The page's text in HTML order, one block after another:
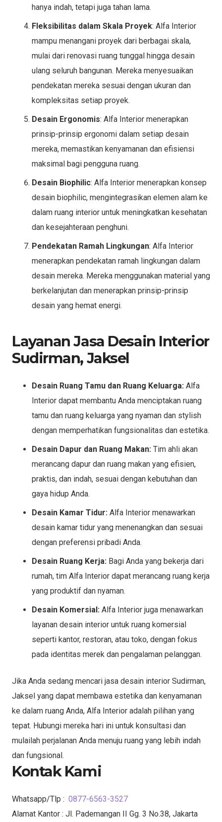
hanya indah, tetapi juga tahan lama.
Fleksibilitas dalam Skala Proyek: Alfa Interior
mampu menangani proyek dari berbagai skala,
mulai dari renovasi ruang tunggal hingga desain
ulang seluruh bangunan. Mereka menyesuaikan
pendekatan mereka sesuai dengan ukuran dan
kompleksitas setiap proyek.
Desain Ergonomis: Alfa Interior menerapkan
prinsip-prinsip ergonomi dalam setiap desain
mereka, memastikan kenyamanan dan efisiensi
maksimal bagi pengguna ruang.
Desain Biophilic: Alfa Interior menerapkan konsep
desain biophilic, mengintegrasikan elemen alam ke
dalam ruang interior untuk meningkatkan kesehatan
dan kesejahteraan penghuni.
Pendekatan Ramah Lingkungan: Alfa Interior
menerapkan pendekatan ramah lingkungan dalam
desain mereka. Mereka menggunakan material yang
berkelanjutan dan menerapkan prinsip-prinsip
desain yang hemat energi.
Layanan Jasa Desain Interior
Sudirman, Jaksel
Desain Ruang Tamu dan Ruang Keluarga: Alfa
Interior dapat membantu Anda menciptakan ruang
tamu dan ruang keluarga yang nyaman dan stylish
dengan memperhatikan fungsionalitas dan estetika.
Desain Dapur dan Ruang Makan: Tim ahli akan
merancang dapur dan ruang makan yang efisien,
praktis, dan indah, sesuai dengan kebutuhan dan
gaya hidup Anda.
Desain Kamar Tidur: Alfa Interior menawarkan
desain kamar tidur yang menenangkan dan sesuai
dengan preferensi pribadi Anda.
Desain Ruang Kerja: Bagi Anda yang bekerja dari
rumah, tim Alfa Interior dapat merancang ruang kerja
yang produktif dan nyaman.
Desain Komersial: Alfa Interior juga menawarkan
layanan desain interior untuk ruang komersial
seperti kantor, restoran, atau toko, dengan fokus
pada identitas merek dan pengalaman pelanggan.
Jika Anda sedang mencari jasa desain interior Sudirman,
Jaksel yang dapat membawa estetika dan kenyamanan
ke dalam ruang Anda, Alfa Interior adalah pilihan yang
tepat. Hubungi mereka hari ini untuk konsultasi dan
mulailah perjalanan Anda menuju ruang yang lebih indah
dan fungsional.
Kontak Kami
Whatsapp/Tlp : 0877-6563-3527
Alamat Kantor : Jl. Pademangan II Gg. 3 No.38, Jakarta